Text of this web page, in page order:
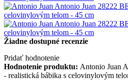
Žiadne dostupné recenzie
Pridať hodnotenie
Hodnotenie produktu: Antonio Juan
- realistická bábika s celovinylovým